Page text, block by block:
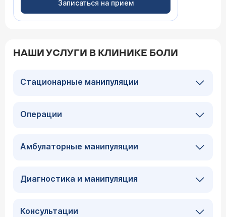
Записаться на прием
НАШИ УСЛУГИ В КЛИНИКЕ БОЛИ
Стационарные манипуляции
Операции
Амбулаторные манипуляции
Диагностика и манипуляция
Консультации